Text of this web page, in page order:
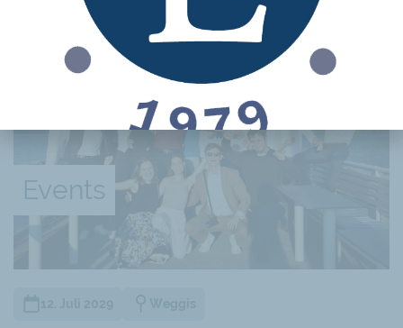
Events